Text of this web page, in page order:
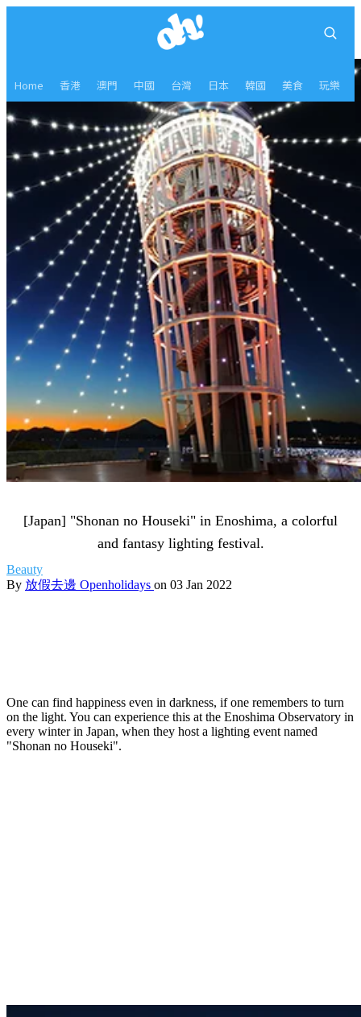
Home 香港 澳門 中國 台灣 日本 韓國 美食 玩樂
[Japan] "Shonan no Houseki" in Enoshima, a colorful
and fantasy lighting festival.
Beauty
By 放假去邊 Openholidays on 03 Jan 2022
One can find happiness even in darkness, if one remembers to turn
on the light. You can experience this at the Enoshima Observatory in
every winter in Japan, when they host a lighting event named
"Shonan no Houseki".